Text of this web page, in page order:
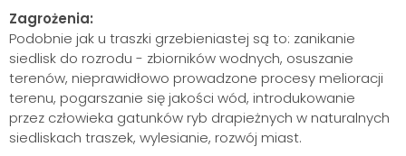
Zagrożenia:
Podobnie jak u traszki grzebieniastej są to: zanikanie
siedlisk do rozrodu - zbiorników wodnych, osuszanie
terenów, nieprawidłowo prowadzone procesy melioracji
terenu, pogarszanie się jakości wód, introdukowanie
przez człowieka gatunków ryb drapieżnych w naturalnych
siedliskach traszek, wylesianie, rozwój miast.